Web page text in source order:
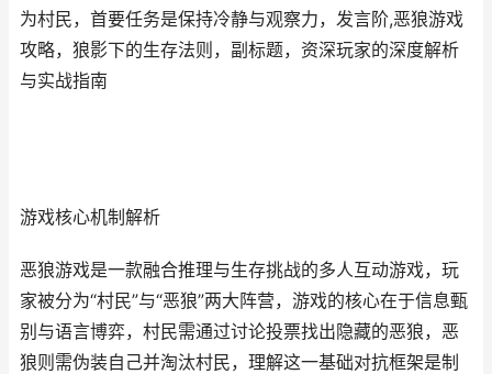
为村民，首要任务是保持冷静与观察力，发言阶,恶狼游戏
攻略，狼影下的生存法则，副标题，资深玩家的深度解析
与实战指南
游戏核心机制解析
恶狼游戏是一款融合推理与生存挑战的多人互动游戏，玩
家被分为“村民”与“恶狼”两大阵营，游戏的核心在于信息甄
别与语言博弈，村民需通过讨论投票找出隐藏的恶狼，恶
狼则需伪装自己并淘汰村民，理解这一基础对抗框架是制